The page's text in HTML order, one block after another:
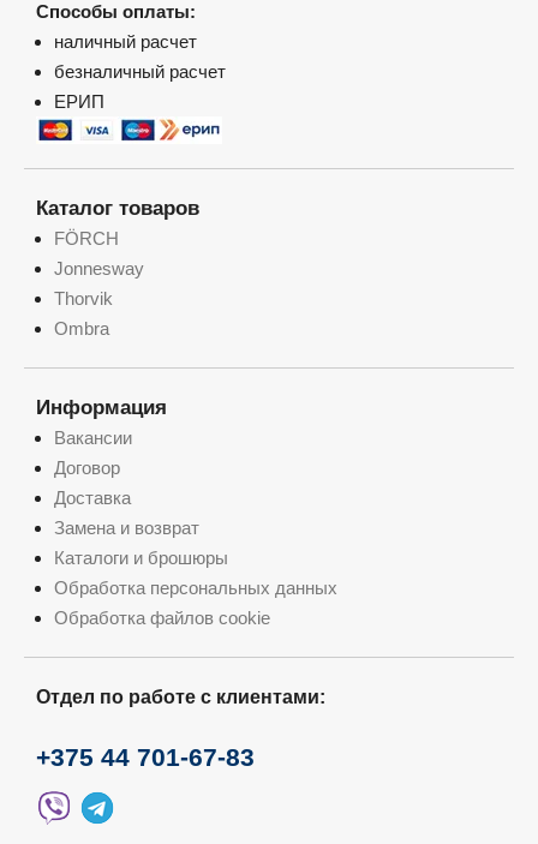
Способы оплаты:
наличный расчет
безналичный расчет
ЕРИП
Каталог товаров
FÖRCH
Jonnesway
Thorvik
Ombra
Информация
Вакансии
Договор
Доставка
Замена и возврат
Каталоги и брошюры
Обработка персональных данных
Обработка файлов cookie
Отдел по работе с клиентами:
+375 44 701-67-83